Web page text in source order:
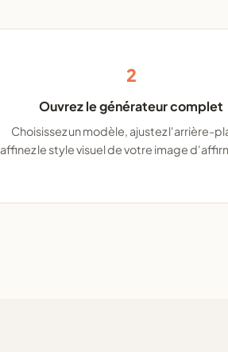
2
Ouvrez le générateur complet
Choisissez un modèle, ajustez l'arrière-
affinez le style visuel de votre image